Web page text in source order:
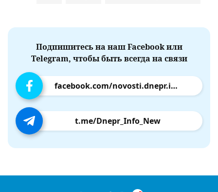
Подпишитесь на наш Facebook или
Telegram, чтобы быть всегда на связи
facebook.com/novosti.dnepr.info
t.me/Dnepr_Info_New